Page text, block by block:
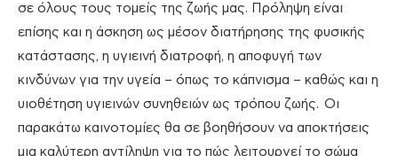
σε όλους τους τομείς της ζωής μας. Πρόληψη είναι
επίσης και η άσκηση ως μέσον διατήρησης της φυσικής
κατάστασης, η υγιεινή διατροφή, η αποφυγή των
κινδύνων για την υγεία – όπως το κάπνισμα – καθώς και η
υιοθέτηση υγιεινών συνηθειών ως τρόπου ζωής. Οι
παρακάτω καινοτομίες θα σε βοηθήσουν να αποκτήσεις
μια καλύτερη αντίληψη για το πώς λειτουργεί το σώμα